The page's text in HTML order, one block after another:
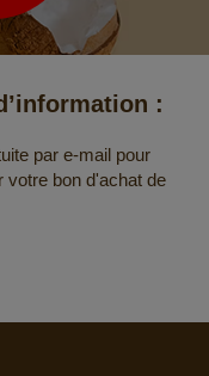
:
par e-mail pour
votre bon d'achat de